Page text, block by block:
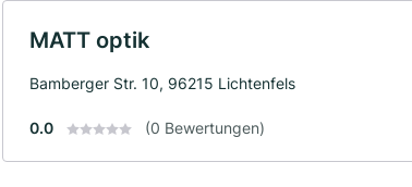
MATT optik
Bamberger Str. 10, 96215 Lichtenfels
0.0 (0 Bewertungen)